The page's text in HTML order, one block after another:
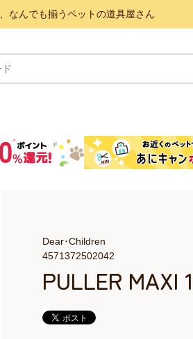
なんでも揃うペットの道具屋さん
PULLER MAXI
4571372502042
Dear･Children